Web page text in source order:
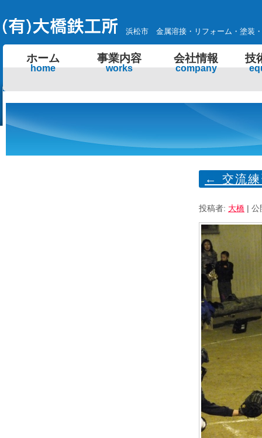
浜松市 金属溶接・リフォーム・塗装
ホーム
home
事業内容
works
会社情報
company
技
← 交流
投稿者: 大橋 | 公